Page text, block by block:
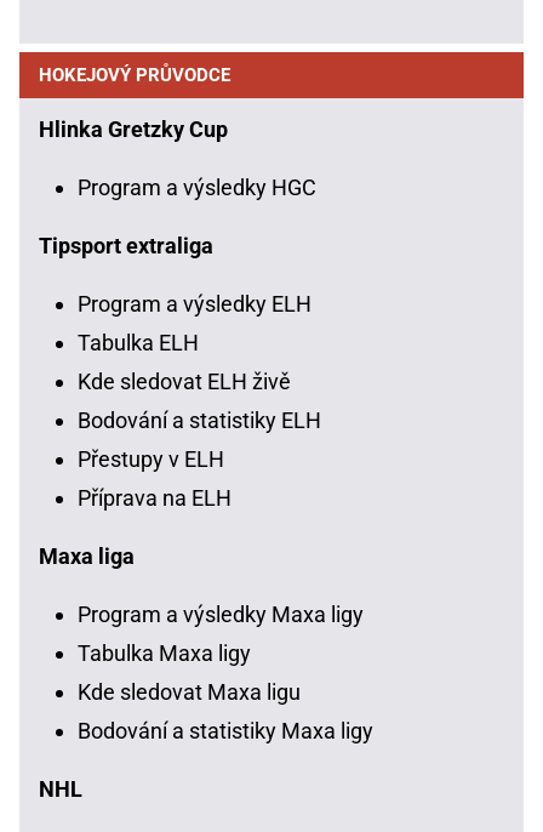
HOKEJOVÝ PRŮVODCE
Hlinka Gretzky Cup
Program a výsledky HGC
Tipsport extraliga
Program a výsledky ELH
Tabulka ELH
Kde sledovat ELH živě
Bodování a statistiky ELH
Přestupy v ELH
Příprava na ELH
Maxa liga
Program a výsledky Maxa ligy
Tabulka Maxa ligy
Kde sledovat Maxa ligu
Bodování a statistiky Maxa ligy
NHL